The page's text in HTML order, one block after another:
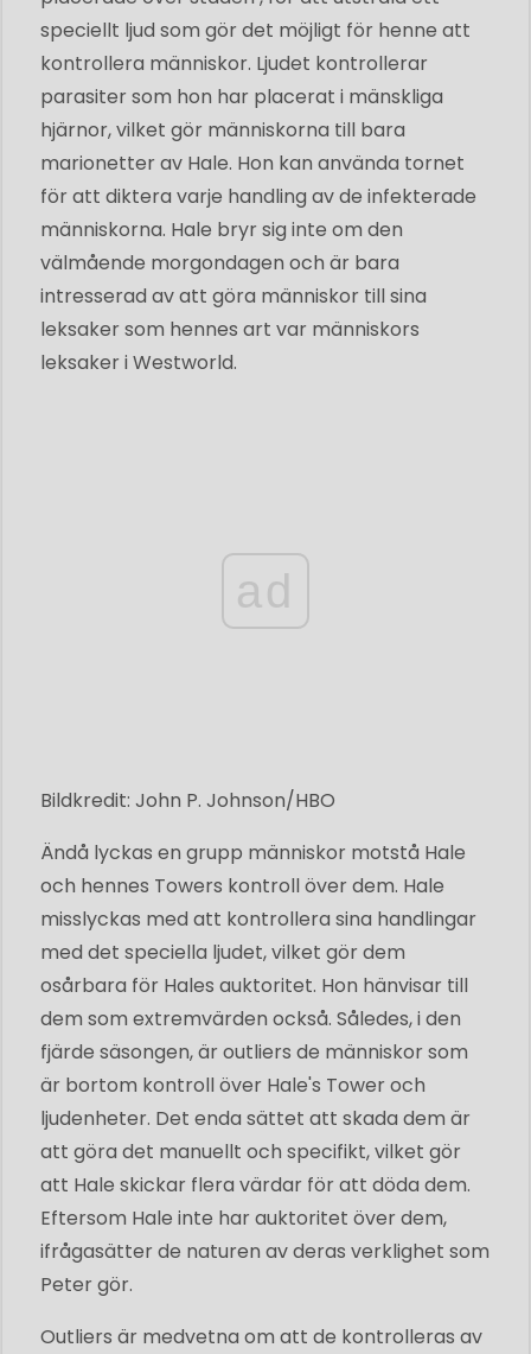
speciellt ljud som gör det möjligt för henne att
kontrollera människor. Ljudet kontrollerar
parasiter som hon har placerat i mänskliga
hjärnor, vilket gör människorna till bara
marionetter av Hale. Hon kan använda tornet
för att diktera varje handling av de infekterade
människorna. Hale bryr sig inte om den
välmående morgondagen och är bara
intresserad av att göra människor till sina
leksaker som hennes art var människors
leksaker i Westworld.
ad
Bildkredit: John P. Johnson/HBO
Ändå lyckas en grupp människor motstå Hale
och hennes Towers kontroll över dem. Hale
misslyckas med att kontrollera sina handlingar
med det speciella ljudet, vilket gör dem
osårbara för Hales auktoritet. Hon hänvisar till
dem som extremvärden också. Således, i den
fjärde säsongen, är outliers de människor som
är bortom kontroll över Hale's Tower och
ljudenheter. Det enda sättet att skada dem är
att göra det manuellt och specifikt, vilket gör
att Hale skickar flera värdar för att döda dem.
Eftersom Hale inte har auktoritet över dem,
ifrågasätter de naturen av deras verklighet som
Peter gör.
Outliers är medvetna om att de kontrolleras av